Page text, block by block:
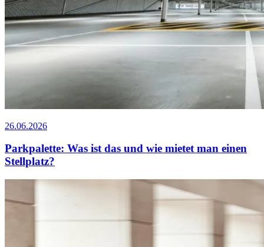
26.06.2026
Parkpalette: Was ist das und wie mietet man einen
Stellplatz?